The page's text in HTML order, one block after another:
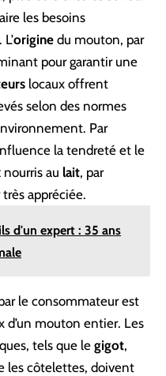
les besoins
origine du mouton, par
pour garantir une
locaux offrent
selon des normes
Par
la tendreté et le
nourris au lait, par
appréciée.
d'un expert : 35 ans
le consommateur est
d’un mouton entier. Les
tels que le gigot,
les côtelettes, doivent